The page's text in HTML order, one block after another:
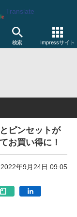
Translate
検索 Impressサイト
ピンセットが
お買い得に！
2022年9月24日 09:05